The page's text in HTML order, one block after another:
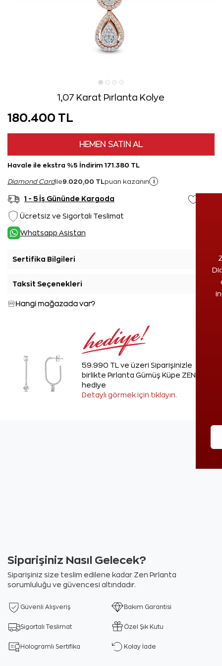
1,07 Karat Pırlanta Kolye
180.400 TL
HEMEN SATIN AL
Havale ile ekstra %5 İndirim 171.380 TL
Diamond Cardile9.020,00 TL puan kazanın i
1 - 5 İş Gününde Kargoda
Ücretsiz ve Sigortalı Teslimat
Whatsapp Asistan
Sertifika Bilgileri
Taksit Seçenekleri
Hangi mağazada var?
59.990 TL ve üzeri Siparişinizle
birlikte Pırlanta Gümüş Küpe ZEN'den
hediye
Detaylı görmek için tıklayın.
Siparişiniz Nasıl Gelecek?
Siparişiniz size teslim edilene kadar Zen Pırlanta
sorumluluğu ve güvencesi altındadır.
Güvenli Alışveriş Bakım Garantisi
Sigortalı Teslimat Özel Şık Kutu
Hologramlı Sertifika Kolay İade